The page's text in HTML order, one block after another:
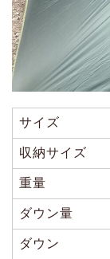
サイズ
収納サイズ
重量
ダウン量
ダウン